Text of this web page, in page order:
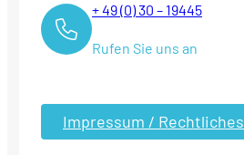
+ 49 (0) 30 – 19445
Rufen Sie uns an
Impressum / Rechtliches